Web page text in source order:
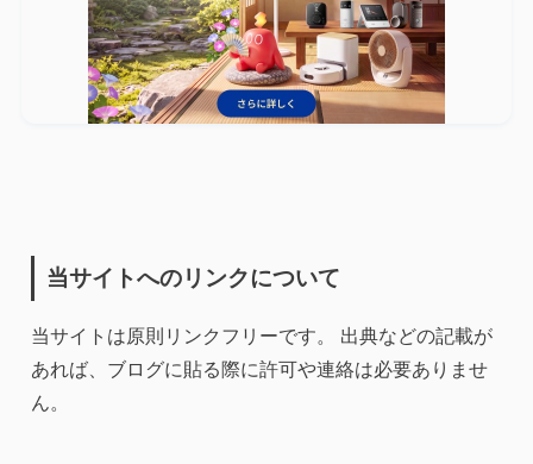
当サイトへのリンクについて
当サイトは原則リンクフリーです。 出典などの記載が
あれば、ブログに貼る際に許可や連絡は必要ありませ
ん。